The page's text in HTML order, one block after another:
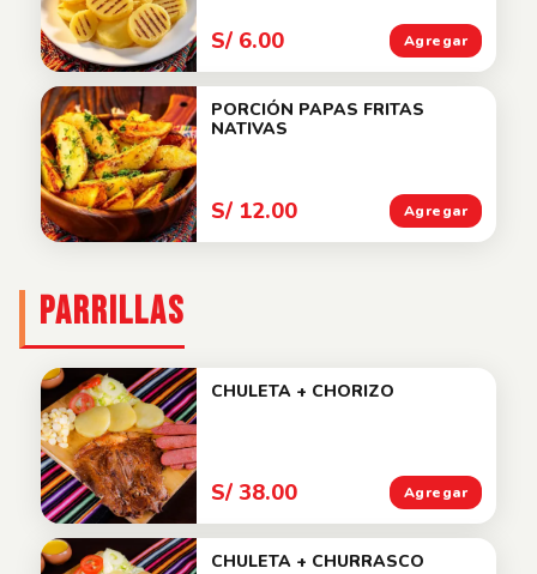
S/ 6.00 Agregar
PORCIÓN PAPAS FRITAS
NATIVAS
S/ 12.00 Agregar
PARRILLAS
CHULETA + CHORIZO
S/ 38.00 Agregar
CHULETA + CHURRASCO